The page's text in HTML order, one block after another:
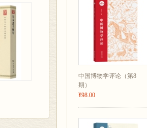
自然诗五首 /李元胜
约翰•克莱尔的浪漫主义
云雀 /约翰克莱尔 著，吴
现代性的忧思与成长的
关于“大牛博物学家”的问
新博物学运动的几个节点
生活世界
疫情下的野外动物调查 /
疫里偷闲里岩沟 /刘利柱
从附近出发 /周玮
中国博物学评论（第8
期）
¥98.00